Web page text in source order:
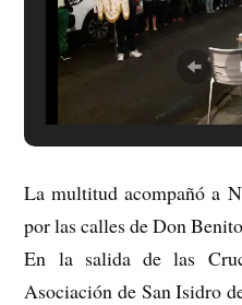
La multitud acompañó a
por las calles de Don
En la salida de las
Asociación de San Isidro